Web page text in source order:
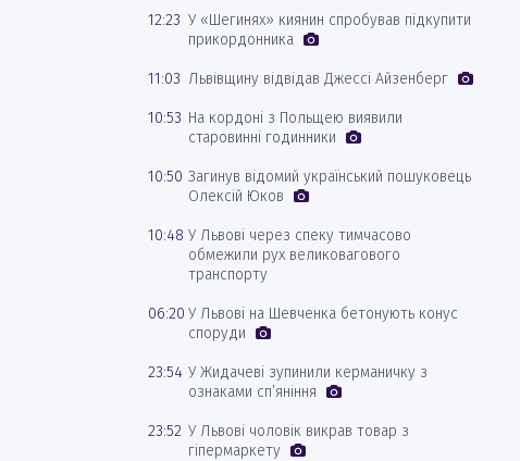
12:23 У «Шегинях» киянин спробував підкупити
прикордонника
11:03 Львівщину відвідав Джессі Айзенберг
10:53 На кордоні з Польщею виявили
старовинні годинники
10:50 Загинув відомий український пошуковець
Олексій Юков
10:48 У Львові через спеку тимчасово
обмежили рух великовагового
транспорту
06:20 У Львові на Шевченка бетонують конус
споруди
23:54 У Жидачеві зупинили керманичку з
ознаками сп’яніння
23:52 У Львові чоловік викрав товар з
гіпермаркету